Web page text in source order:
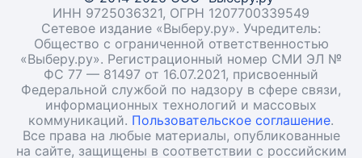
ИНН 9725036321, ОГРН 1207700339549
Сетевое издание «Выберу.ру». Учредитель:
Общество с ограниченной ответственностью
«Выберу.ру». Регистрационный номер СМИ ЭЛ №
ФС 77 — 81497 от 16.07.2021, присвоенный
Федеральной службой по надзору в сфере связи,
информационных технологий и массовых
коммуникаций. Пользовательское соглашение.
Все права на любые материалы, опубликованные
на сайте, защищены в соответствии с российским